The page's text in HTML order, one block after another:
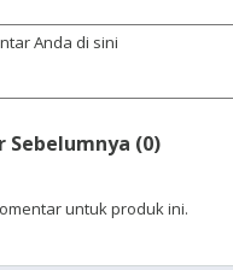
Sebelumnya (0)
untuk produk ini.